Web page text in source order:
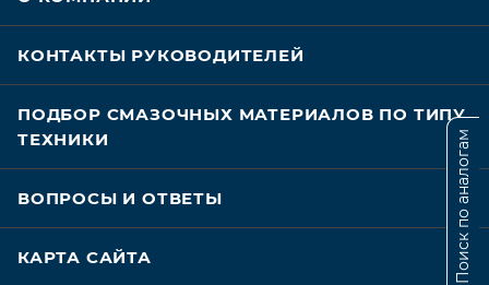
КОНТАКТЫ РУКОВОДИТЕЛЕЙ
ПОДБОР СМАЗОЧНЫХ МАТЕРИАЛОВ ПО ТИПУ
ТЕХНИКИ
ВОПРОСЫ И ОТВЕТЫ
КАРТА САЙТА Поиск по аналогам